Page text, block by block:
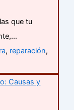
que tu
, reparación,